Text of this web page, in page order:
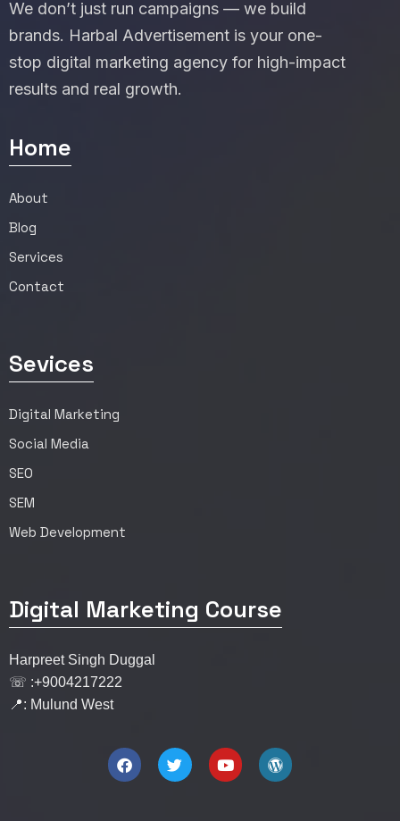
We don’t just run campaigns — we build
brands. Harbal Advertisement is your one-
stop digital marketing agency for high-impact
results and real growth.
Home
About
Blog
Services
Contact
Sevices
Digital Marketing
Social Media
SEO
SEM
Web Development
Digital Marketing Course
Harpreet Singh Duggal
☏ :+9004217222
📍: Mulund West